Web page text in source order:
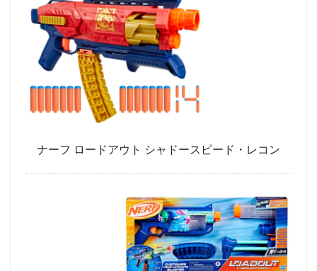
ナーフ ロードアウト シャドースピード・レコン